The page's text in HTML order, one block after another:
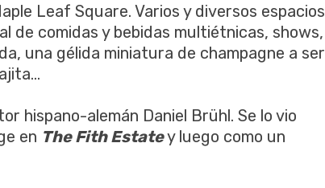
Leaf Square. Varios y diversos espacios
de comidas y bebidas multiétnicas, shows,
una gélida miniatura de champagne a ser
hispano-alemán Daniel Brühl. Se lo vio
en The Fith Estatey luego como un